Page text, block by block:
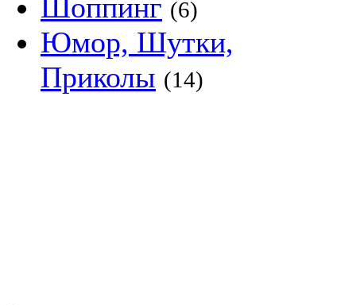
Шоппинг (6)
Юмор, Шутки,
Приколы (14)